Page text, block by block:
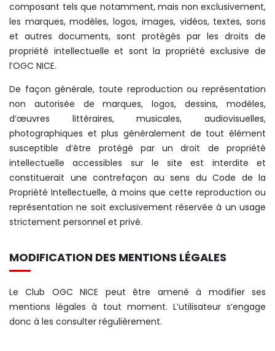
composant tels que notamment, mais non exclusivement,
les marques, modèles, logos, images, vidéos, textes, sons
et autres documents, sont protégés par les droits de
propriété intellectuelle et sont la propriété exclusive de
l’OGC NICE.
De façon générale, toute reproduction ou représentation
non autorisée de marques, logos, dessins, modèles,
d’œuvres littéraires, musicales, audiovisuelles,
photographiques et plus généralement de tout élément
susceptible d’être protégé par un droit de propriété
intellectuelle accessibles sur le site est interdite et
constituerait une contrefaçon au sens du Code de la
Propriété Intellectuelle, à moins que cette reproduction ou
représentation ne soit exclusivement réservée à un usage
strictement personnel et privé.
MODIFICATION DES MENTIONS LÉGALES
Le Club OGC NICE peut être amené à modifier ses
mentions légales à tout moment. L’utilisateur s’engage
donc à les consulter régulièrement.